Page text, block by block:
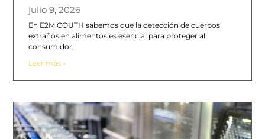
julio 9, 2026
En E2M COUTH sabemos que la detección de cuerpos
extraños en alimentos es esencial para proteger al
consumidor,
Leer más »